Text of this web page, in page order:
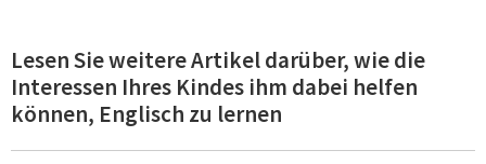
Lesen Sie weitere Artikel darüber, wie die
Interessen Ihres Kindes ihm dabei helfen
können, Englisch zu lernen